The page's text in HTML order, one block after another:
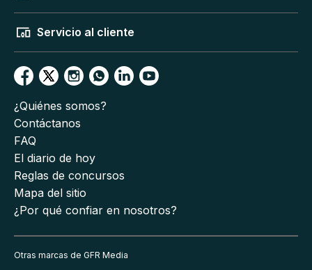
Servicio al cliente
¿Quiénes somos?
Contáctanos
FAQ
El diario de hoy
Reglas de concursos
Mapa del sitio
¿Por qué confiar en nosotros?
Otras marcas de GFR Media